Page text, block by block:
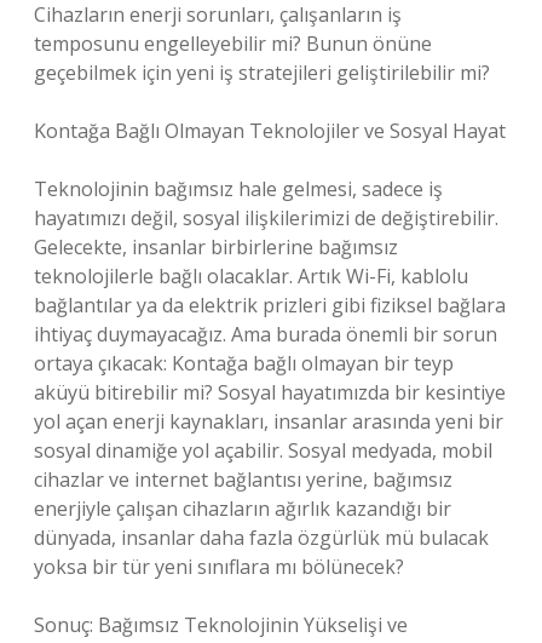
Cihazların enerji sorunları, çalışanların iş
temposunu engelleyebilir mi? Bunun önüne
geçebilmek için yeni iş stratejileri geliştirilebilir mi?
Kontağa Bağlı Olmayan Teknolojiler ve Sosyal Hayat
Teknolojinin bağımsız hale gelmesi, sadece iş
hayatımızı değil, sosyal ilişkilerimizi de değiştirebilir.
Gelecekte, insanlar birbirlerine bağımsız
teknolojilerle bağlı olacaklar. Artık Wi-Fi, kablolu
bağlantılar ya da elektrik prizleri gibi fiziksel bağlara
ihtiyaç duymayacağız. Ama burada önemli bir sorun
ortaya çıkacak: Kontağa bağlı olmayan bir teyp
aküyü bitirebilir mi? Sosyal hayatımızda bir kesintiye
yol açan enerji kaynakları, insanlar arasında yeni bir
sosyal dinamiğe yol açabilir. Sosyal medyada, mobil
cihazlar ve internet bağlantısı yerine, bağımsız
enerjiyle çalışan cihazların ağırlık kazandığı bir
dünyada, insanlar daha fazla özgürlük mü bulacak
yoksa bir tür yeni sınıflara mı bölünecek?
Sonuç: Bağımsız Teknolojinin Yükselişi ve